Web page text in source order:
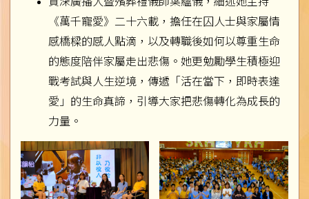
《萬千寵愛》二十六載，擔任在囚人士與家屬情
感橋樑的感人點滴，以及轉職後如何以尊重生命
的態度陪伴家屬走出悲傷。她更勉勵學生積極迎
戰考試與人生逆境，傳遞「活在當下，即時表達
愛」的生命真諦，引導大家把悲傷轉化為成長的
力量。